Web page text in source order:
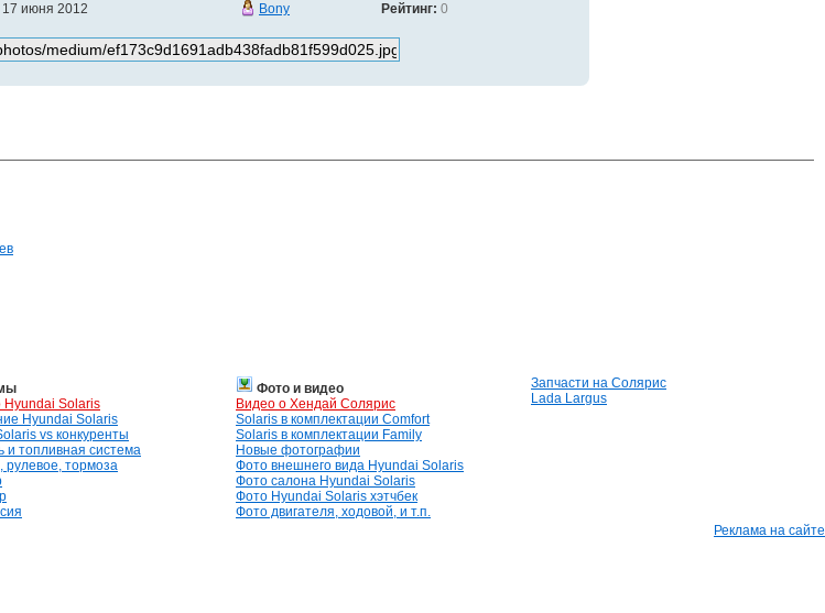
17 июня 2012 Bony Рейтинг: 0
Solaris
Hyundai Solaris
vs конкуренты
и топливная система
рулевое, тормоза
Фото и видео
Видео о Хендай Солярис
Solaris в комплектации Comfort
Solaris в комплектации Family
Новые фотографии
Фото внешнего вида Hyundai Solaris
Фото салона Hyundai Solaris
Фото Hyundai Solaris хэтчбек
Фото двигателя, ходовой, и т.п.
Запчасти на Солярис
Lada Largus
Реклама на сайте